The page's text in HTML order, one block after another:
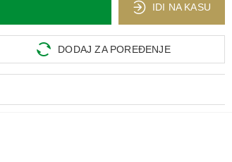
IDI NA KASU
DODAJ ZA POREĐENJE